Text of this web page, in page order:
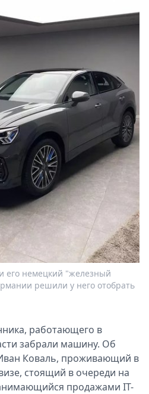
его немецкий "железный
решили у него отобрать
работающего в
забрали машину. Об
Коваль, проживающий в
стоящий в очереди на
продажами IT-